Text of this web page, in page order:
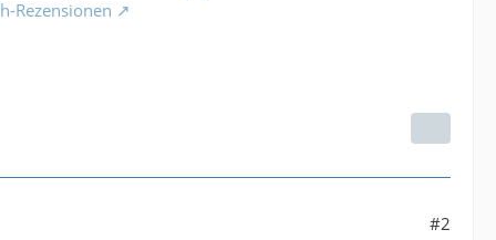
Rezensionen
#2